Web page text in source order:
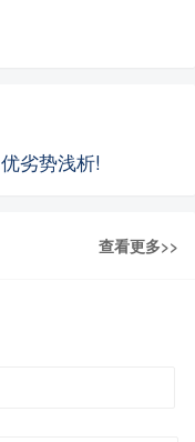
劣势浅析!
查看更多>>